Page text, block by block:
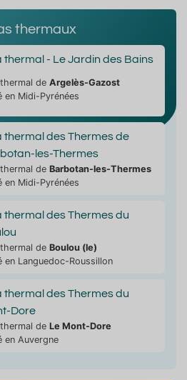
thermaux
thermal - Le Jardin des Bains
de Argelès-Gazost
en Midi-Pyrénées
thermal des Thermes de
les-Thermes
de Barbotan-les-Thermes
en Midi-Pyrénées
thermal des Thermes du
de Boulou (le)
en Languedoc-Roussillon
thermal des Thermes du
Dore
de Le Mont-Dore
en Auvergne